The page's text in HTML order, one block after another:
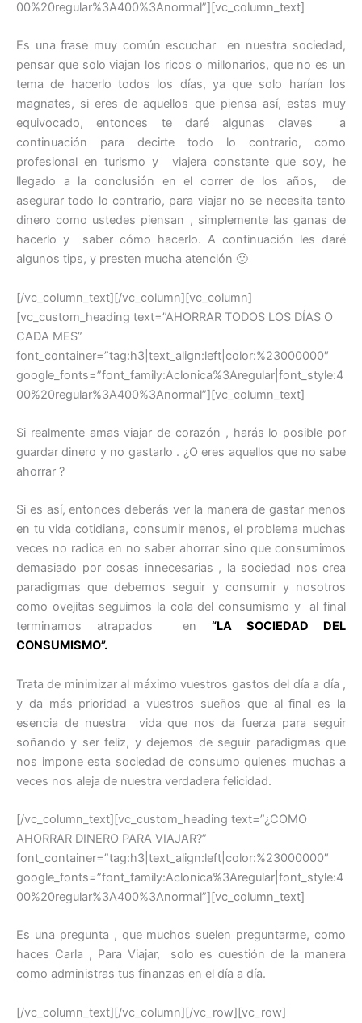
00%20regular%3A400%3Anormal”][vc_column_text]
Es una frase muy común escuchar en nuestra sociedad,
pensar que solo viajan los ricos o millonarios, que no es un
tema de hacerlo todos los días, ya que solo harían los
magnates, si eres de aquellos que piensa así, estas muy
equivocado, entonces te daré algunas claves a
continuación para decirte todo lo contrario, como
profesional en turismo y viajera constante que soy, he
llegado a la conclusión en el correr de los años, de
asegurar todo lo contrario, para viajar no se necesita tanto
dinero como ustedes piensan , simplemente las ganas de
hacerlo y saber cómo hacerlo. A continuación les daré
algunos tips, y presten mucha atención 🙂
[/vc_column_text][/vc_column][vc_column]
[vc_custom_heading text=”AHORRAR TODOS LOS DÍAS O
CADA MES”
font_container=”tag:h3|text_align:left|color:%23000000″
google_fonts=”font_family:Aclonica%3Aregular|font_style:4
00%20regular%3A400%3Anormal”][vc_column_text]
Si realmente amas viajar de corazón , harás lo posible por
guardar dinero y no gastarlo . ¿O eres aquellos que no sabe
ahorrar ?
Si es así, entonces deberás ver la manera de gastar menos
en tu vida cotidiana, consumir menos, el problema muchas
veces no radica en no saber ahorrar sino que consumimos
demasiado por cosas innecesarias , la sociedad nos crea
paradigmas que debemos seguir y consumir y nosotros
como ovejitas seguimos la cola del consumismo y al final
terminamos atrapados en
“LA SOCIEDAD DEL
CONSUMISMO”.
Trata de minimizar al máximo vuestros gastos del día a día ,
y da más prioridad a vuestros sueños que al final es la
esencia de nuestra vida que nos da fuerza para seguir
soñando y ser feliz, y dejemos de seguir paradigmas que
nos impone esta sociedad de consumo quienes muchas a
veces nos aleja de nuestra verdadera felicidad.
[/vc_column_text][vc_custom_heading text=”¿COMO
AHORRAR DINERO PARA VIAJAR?”
font_container=”tag:h3|text_align:left|color:%23000000″
google_fonts=”font_family:Aclonica%3Aregular|font_style:4
00%20regular%3A400%3Anormal”][vc_column_text]
Es una pregunta , que muchos suelen preguntarme, como
haces Carla , Para Viajar, solo es cuestión de la manera
como administras tus finanzas en el día a día.
[/vc_column_text][/vc_column][/vc_row][vc_row]